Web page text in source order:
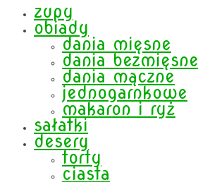
zupy
obiady
dania mięsne
dania bezmięsne
dania mączne
jednogarnkowe
makaron i ryż
sałatki
desery
torty
ciasta